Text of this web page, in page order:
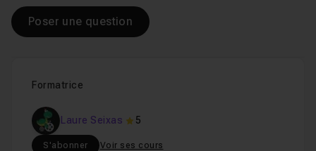
Formatrice
Laure Seixas 5
S'abonner Voir ses cours
Poser une question